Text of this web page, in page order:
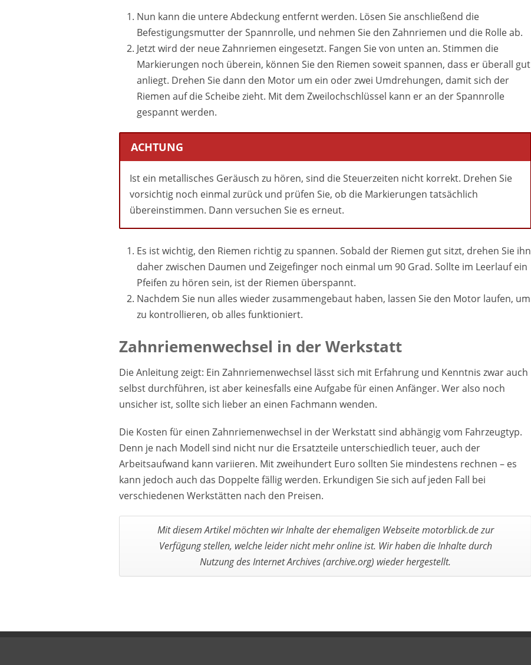
Nun kann die untere Abdeckung entfernt werden. Lösen Sie anschließend die
Befestigungsmutter der Spannrolle, und nehmen Sie den Zahnriemen und die Rolle ab.
Jetzt wird der neue Zahnriemen eingesetzt. Fangen Sie von unten an. Stimmen die
Markierungen noch überein, können Sie den Riemen soweit spannen, dass er überall gut
anliegt. Drehen Sie dann den Motor um ein oder zwei Umdrehungen, damit sich der
Riemen auf die Scheibe zieht. Mit dem Zweilochschlüssel kann er an der Spannrolle
gespannt werden.
ACHTUNG
Ist ein metallisches Geräusch zu hören, sind die Steuerzeiten nicht korrekt. Drehen Sie
vorsichtig noch einmal zurück und prüfen Sie, ob die Markierungen tatsächlich
übereinstimmen. Dann versuchen Sie es erneut.
Es ist wichtig, den Riemen richtig zu spannen. Sobald der Riemen gut sitzt, drehen Sie ihn
daher zwischen Daumen und Zeigefinger noch einmal um 90 Grad. Sollte im Leerlauf ein
Pfeifen zu hören sein, ist der Riemen überspannt.
Nachdem Sie nun alles wieder zusammengebaut haben, lassen Sie den Motor laufen, um
zu kontrollieren, ob alles funktioniert.
Zahnriemenwechsel in der Werkstatt
Die Anleitung zeigt: Ein Zahnriemenwechsel lässt sich mit Erfahrung und Kenntnis zwar auch
selbst durchführen, ist aber keinesfalls eine Aufgabe für einen Anfänger. Wer also noch
unsicher ist, sollte sich lieber an einen Fachmann wenden.
Die Kosten für einen Zahnriemenwechsel in der Werkstatt sind abhängig vom Fahrzeugtyp.
Denn je nach Modell sind nicht nur die Ersatzteile unterschiedlich teuer, auch der
Arbeitsaufwand kann variieren. Mit zweihundert Euro sollten Sie mindestens rechnen – es
kann jedoch auch das Doppelte fällig werden. Erkundigen Sie sich auf jeden Fall bei
verschiedenen Werkstätten nach den Preisen.